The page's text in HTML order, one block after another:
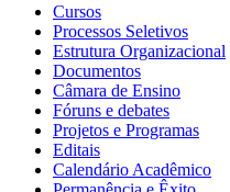
Cursos
Processos Seletivos
Estrutura Organizacional
Documentos
Câmara de Ensino
Fóruns e debates
Projetos e Programas
Editais
Calendário Acadêmico